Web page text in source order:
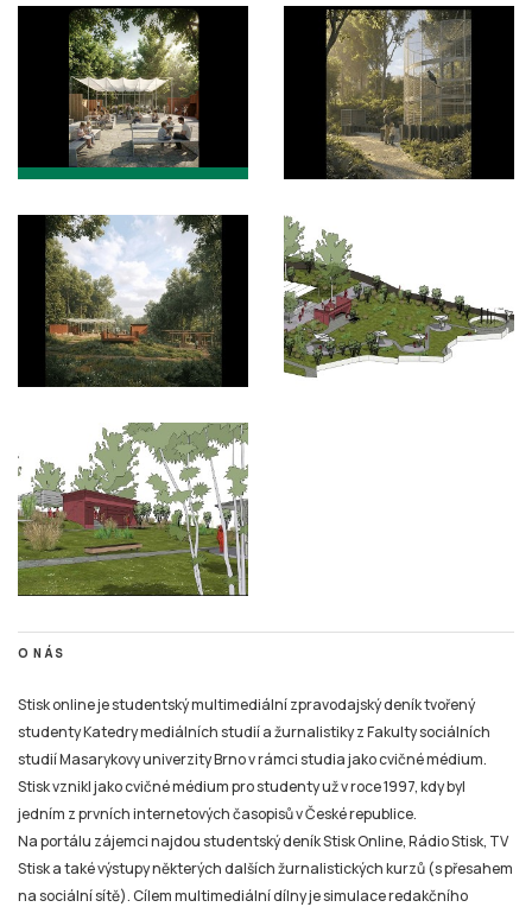
O NÁS
Stisk online je studentský multimediální zpravodajský deník tvořený
studenty Katedry mediálních studií a žurnalistiky z Fakulty sociálních
studií Masarykovy univerzity Brno v rámci studia jako cvičné médium.
Stisk vznikl jako cvičné médium pro studenty už v roce 1997, kdy byl
jedním z prvních internetových časopisů v České republice.
Na portálu zájemci najdou studentský deník Stisk Online, Rádio Stisk, TV
Stisk a také výstupy některých dalších žurnalistických kurzů (s přesahem
na sociální sítě). Cílem multimediální dílny je simulace redakčního